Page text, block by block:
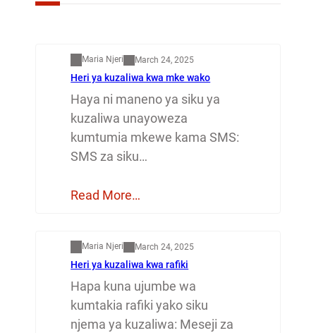
Maria Njeri March 24, 2025
Heri ya kuzaliwa kwa mke wako
Haya ni maneno ya siku ya
kuzaliwa unayoweza
kumtumia mkewe kama SMS:
SMS za siku…
Read More…
Maria Njeri March 24, 2025
Heri ya kuzaliwa kwa rafiki
Hapa kuna ujumbe wa
kumtakia rafiki yako siku
njema ya kuzaliwa: Meseji za